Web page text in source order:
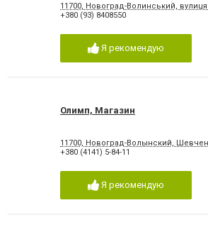
11700, Новоград-Волинський,
+380 (93) 8408550
Я рекомендую
Олимп, Магазин
11700, Новоград-Волынский,
+380 (4141) 5-84-11
Я рекомендую